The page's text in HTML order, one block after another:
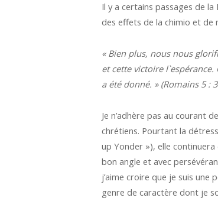
Il y a certains passages de
des effets de la chimio et de
« Bien plus, nous nous
et cette victoire l`espérance.
a été donné. » (Romains 5 :
Je n’adhère pas au courant
chrétiens. Pourtant la
up Yonder »), elle
bon angle et avec
j’aime croire que je suis une
genre de caractère dont je